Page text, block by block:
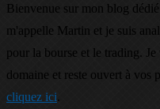
Bienvenue sur mon blog
m'appelle Martin et je suis
pour la bourse et le trading.
domaine et reste ouvert à vos
cliquez ici.